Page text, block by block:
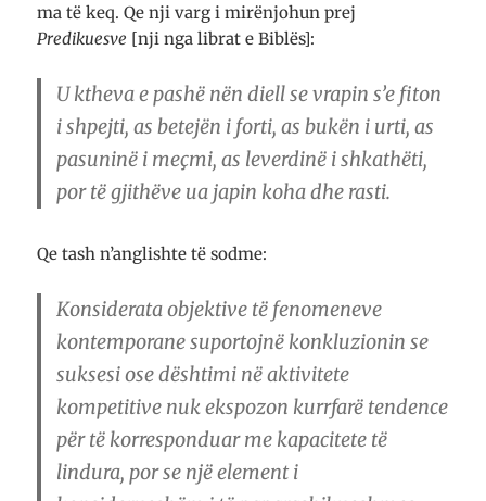
ma të keq. Qe nji varg i mirënjohun prej
Predikuesve [nji nga librat e Biblës]:
U ktheva e pashë nën diell se vrapin s’e fiton
i shpejti, as betejën i forti, as bukën i urti, as
pasuninë i meçmi, as leverdinë i shkathëti,
por të gjithëve ua japin koha dhe rasti.
Qe tash n’anglishte të sodme:
Konsiderata objektive të fenomeneve
kontemporane suportojnë konkluzionin se
suksesi ose dështimi në aktivitete
kompetitive nuk ekspozon kurrfarë tendence
për të korresponduar me kapacitete të
lindura, por se një element i